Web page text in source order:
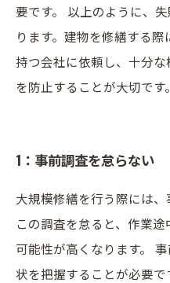
要です。 以上のように、
ります。建物を修繕する
持つ会社に依頼し、十分
を防止することが大切です。
1：事前調査を怠らない
大規模修繕を行う際には、
この調査を怠ると、作業
可能性が高くなります。
状を把握することが必要